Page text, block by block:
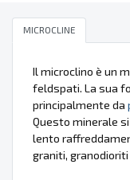
MICROCLINE
Il microclino è un
feldspati. La sua
principalmente da
Questo minerale
lento
graniti,